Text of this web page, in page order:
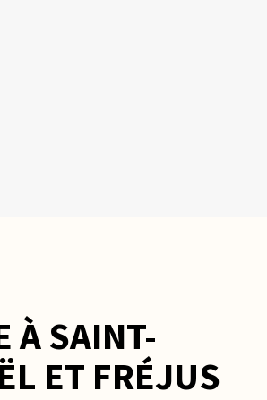
À SAINT-
ET FRÉJUS